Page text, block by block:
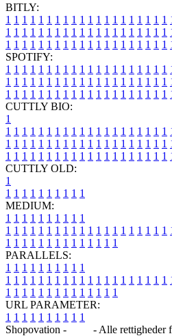
BITLY:
1 1 1 1 1 1 1 1 1 1 1 1 1 1 1 1 1 1 1 1
1 1 1 1 1 1 1 1 1 1 1 1 1 1 1 1 1 1 1 1
1 1 1 1 1 1 1 1 1 1 1 1 1 1 1 1 1 1 1 1
SPOTIFY:
1 1 1 1 1 1 1 1 1 1 1 1 1 1 1 1 1 1 1 1
1 1 1 1 1 1 1 1 1 1 1 1 1 1 1 1 1 1 1 1
1 1 1 1 1 1 1 1 1 1 1 1 1 1 1 1 1 1 1 1
CUTTLY BIO:
1
1 1 1 1 1 1 1 1 1 1 1 1 1 1 1 1 1 1 1 1
1 1 1 1 1 1 1 1 1 1 1 1 1 1 1 1 1 1 1 1
1 1 1 1 1 1 1 1 1 1 1 1 1 1 1 1 1 1 1 1
CUTTLY OLD:
1
1 1 1 1 1 1 1 1 1 1
MEDIUM:
1 1 1 1 1 1 1 1 1 1
1 1 1 1 1 1 1 1 1 1 1 1 1 1 1 1 1 1 1 1
1 1 1 1 1 1 1 1 1 1 1 1 1 1
PARALLELS:
1 1 1 1 1 1 1 1 1 1
1 1 1 1 1 1 1 1 1 1 1 1 1 1 1 1 1 1 1 1
1 1 1 1 1 1 1 1 1 1 1 1 1 1
URL PARAMETER:
1 1 1 1 1 1 1 1 1 1
Shopovation -
- Alle rettigheder